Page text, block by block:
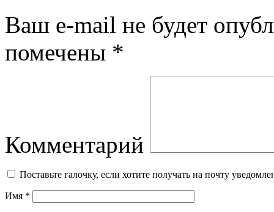
Ваш e-mail не будет
помечены *
Комментарий
Поставьте галочку, если хотите получать на почту
Имя *